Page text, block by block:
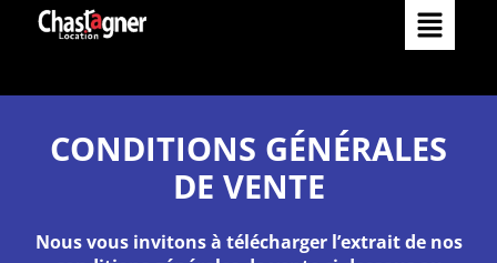
Occasions
Nos services
CONDITIONS GÉNÉRALES
DE VENTE
Nous vous invitons à télécharger l’extrait de nos